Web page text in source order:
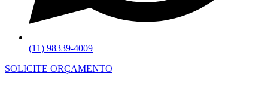
(11) 98339-4009
SOLICITE ORÇAMENTO